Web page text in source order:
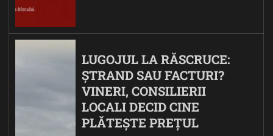
LUGOJUL LA RĂSCRUCE:
ȘTRAND SAU FACTURI?
VINERI, CONSILIERII
LOCALI DECID CINE
PLĂTEȘTE PREȚUL